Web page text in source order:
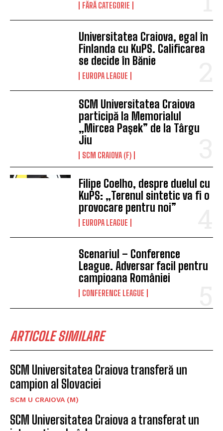
FĂRĂ CATEGORIE
Universitatea Craiova, egal în
Finlanda cu KuPS. Calificarea
se decide în Bănie
EUROPA LEAGUE
SCM Universitatea Craiova
participă la Memorialul
„Mircea Pașek” de la Târgu
Jiu
SCM CRAIOVA (F)
Filipe Coelho, despre duelul cu
KuPS: „Terenul sintetic va fi o
provocare pentru noi”
EUROPA LEAGUE
Scenariul – Conference
League. Adversar facil pentru
campioana României
CONFERENCE LEAGUE
ARTICOLE SIMILARE
SCM Universitatea Craiova transferă un
campion al Slovaciei
SCM U CRAIOVA (M)
SCM Universitatea Craiova a transferat un